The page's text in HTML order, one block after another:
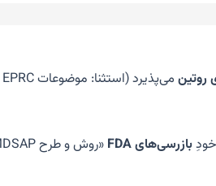
روتین
بازرسی‌های FDA «روش و طرح MDSAP» را دنبال نخواهند کرد و